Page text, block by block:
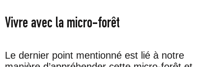
Vivre avec la micro-forêt
Le dernier point mentionné est lié à notre